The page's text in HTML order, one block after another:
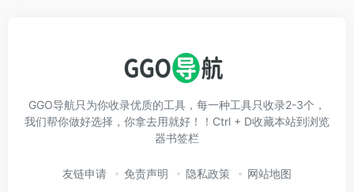
GGO导航只为你收录优质的工具，每一种工具只收录2-3个，
我们帮你做好选择，你拿去用就好！！Ctrl + D收藏本站到浏览
器书签栏
友链申请 免责声明 隐私政策 网站地图